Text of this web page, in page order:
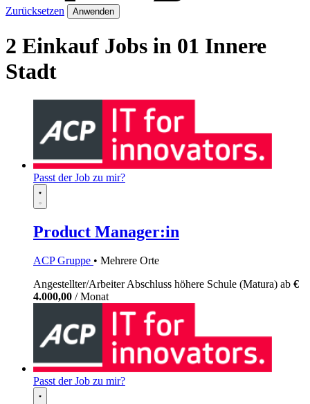
Zurücksetzen Anwenden
2 Einkauf Jobs in 01 Innere
Stadt
Passt der Job zu mir?
Product Manager:in
ACP Gruppe • Mehrere Orte
Angestellter/ArbeiterAbschluss höhere Schule (Matura) ab €
4.000,00 / Monat
Passt der Job zu mir?